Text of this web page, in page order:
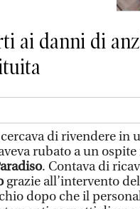
ai danni di
di rivendere in
rubato a un
. Contava di
grazie all’intervento
dopo che il